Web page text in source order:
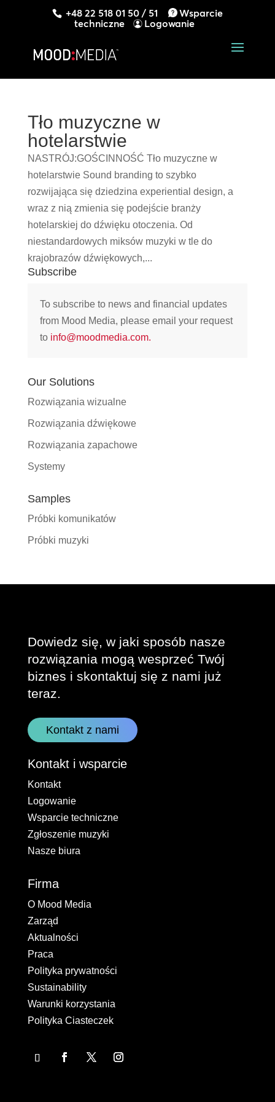
+48 22 518 01 50 / 51
Wsparcie
techniczne
Logowanie
Tło muzyczne w
hotelarstwie
NASTRÓJ:GOŚCINNOŚĆ Tło muzyczne w
hotelarstwie Sound branding to szybko
rozwijająca się dziedzina experiential design, a
wraz z nią zmienia się podejście branży
hotelarskiej do dźwięku otoczenia. Od
niestandardowych miksów muzyki w tle do
krajobrazów dźwiękowych,...
Subscribe
To subscribe to news and financial updates
from Mood Media, please email your request
to info@moodmedia.com.
Our Solutions
Rozwiązania wizualne
Rozwiązania dźwiękowe
Rozwiązania zapachowe
Systemy
Samples
Próbki komunikatów
Próbki muzyki
Dowiedz się, w jaki sposób nasze
rozwiązania mogą wesprzeć Twój
biznes i skontaktuj się z nami już
teraz.
Kontakt z nami
Kontakt i wsparcie
Kontakt
Logowanie
Wsparcie techniczne
Zgłoszenie muzyki
Nasze biura
Firma
O Mood Media
Zarząd
Aktualności
Praca
Polityka prywatności
Sustainability
Warunki korzystania
Polityka Ciasteczek